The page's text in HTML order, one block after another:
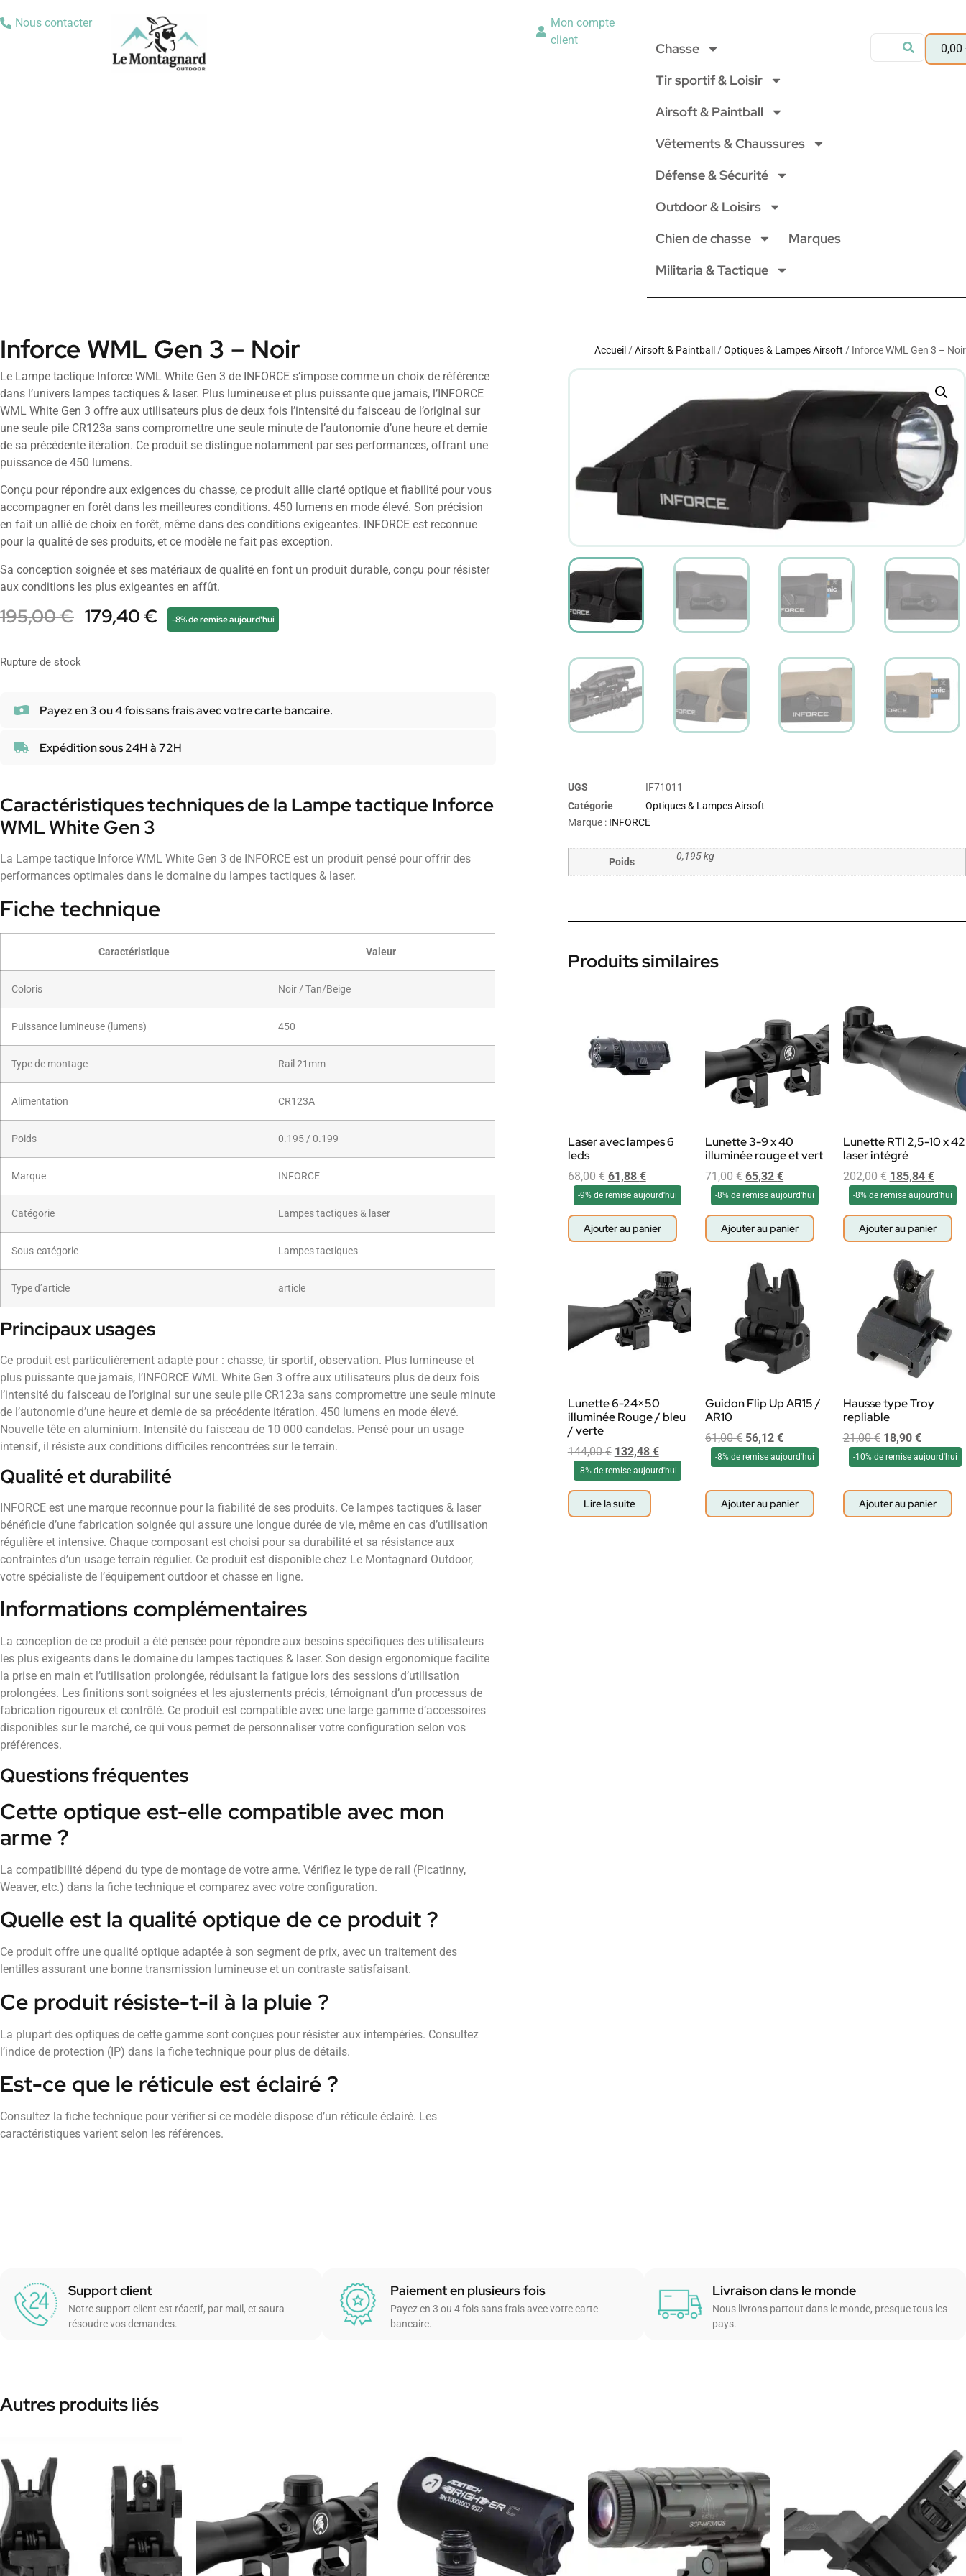
Nous contacter
Mon compte
client
Chasse
Tir sportif & Loisir
Airsoft & Paintball
Vêtements & Chaussures
Défense & Sécurité
Outdoor & Loisirs
Chien de chasse
Marques
Militaria & Tactique
0,00
Inforce WML Gen 3 – Noir
Le Lampe tactique Inforce WML White Gen 3 de INFORCE s’impose comme un choix de référence
dans l’univers lampes tactiques & laser. Plus lumineuse et plus puissante que jamais, l’INFORCE
WML White Gen 3 offre aux utilisateurs plus de deux fois l’intensité du faisceau de l’original sur
une seule pile CR123a sans compromettre une seule minute de l’autonomie d’une heure et demie
de sa précédente itération. Ce produit se distingue notamment par ses performances, offrant une
puissance de 450 lumens.
Conçu pour répondre aux exigences du chasse, ce produit allie clarté optique et fiabilité pour vous
accompagner en forêt dans les meilleures conditions. 450 lumens en mode élevé. Son précision
en fait un allié de choix en forêt, même dans des conditions exigeantes. INFORCE est reconnue
pour la qualité de ses produits, et ce modèle ne fait pas exception.
Sa conception soignée et ses matériaux de qualité en font un produit durable, conçu pour résister
aux conditions les plus exigeantes en affût.
195,00€ 179,40€ -8% de remise aujourd'hui
Rupture de stock
Payez en 3 ou 4 fois sans frais avec votre carte bancaire.
Expédition sous 24H à 72H
Caractéristiques techniques de la Lampe tactique Inforce
WML White Gen 3
La Lampe tactique Inforce WML White Gen 3 de INFORCE est un produit pensé pour offrir des
performances optimales dans le domaine du lampes tactiques & laser.
Fiche technique
Caractéristique Valeur
Coloris Noir / Tan/Beige
Puissance lumineuse (lumens) 450
Type de montage Rail 21mm
Alimentation CR123A
Poids 0.195 / 0.199
Marque INFORCE
Catégorie Lampes tactiques & laser
Sous-catégorie Lampes tactiques
Type d’article article
Principaux usages
Ce produit est particulièrement adapté pour : chasse, tir sportif, observation. Plus lumineuse et
plus puissante que jamais, l’INFORCE WML White Gen 3 offre aux utilisateurs plus de deux fois
l’intensité du faisceau de l’original sur une seule pile CR123a sans compromettre une seule minute
de l’autonomie d’une heure et demie de sa précédente itération. 450 lumens en mode élevé.
Nouvelle tête en aluminium. Intensité du faisceau de 10 000 candelas. Pensé pour un usage
intensif, il résiste aux conditions difficiles rencontrées sur le terrain.
Qualité et durabilité
INFORCE est une marque reconnue pour la fiabilité de ses produits. Ce lampes tactiques & laser
bénéficie d’une fabrication soignée qui assure une longue durée de vie, même en cas d’utilisation
régulière et intensive. Chaque composant est choisi pour sa durabilité et sa résistance aux
contraintes d’un usage terrain régulier. Ce produit est disponible chez Le Montagnard Outdoor,
votre spécialiste de l’équipement outdoor et chasse en ligne.
Informations complémentaires
La conception de ce produit a été pensée pour répondre aux besoins spécifiques des utilisateurs
les plus exigeants dans le domaine du lampes tactiques & laser. Son design ergonomique facilite
la prise en main et l’utilisation prolongée, réduisant la fatigue lors des sessions d’utilisation
prolongées. Les finitions sont soignées et les ajustements précis, témoignant d’un processus de
fabrication rigoureux et contrôlé. Ce produit est compatible avec une large gamme d’accessoires
disponibles sur le marché, ce qui vous permet de personnaliser votre configuration selon vos
préférences.
Questions fréquentes
Cette optique est-elle compatible avec mon
arme ?
La compatibilité dépend du type de montage de votre arme. Vérifiez le type de rail (Picatinny,
Weaver, etc.) dans la fiche technique et comparez avec votre configuration.
Quelle est la qualité optique de ce produit ?
Ce produit offre une qualité optique adaptée à son segment de prix, avec un traitement des
lentilles assurant une bonne transmission lumineuse et un contraste satisfaisant.
Ce produit résiste-t-il à la pluie ?
La plupart des optiques de cette gamme sont conçues pour résister aux intempéries. Consultez
l’indice de protection (IP) dans la fiche technique pour plus de détails.
Est-ce que le réticule est éclairé ?
Consultez la fiche technique pour vérifier si ce modèle dispose d’un réticule éclairé. Les
caractéristiques varient selon les références.
Accueil /Airsoft & Paintball /Optiques & Lampes Airsoft / Inforce WML Gen 3 – Noir
UGS
IF71011
Catégorie
Optiques & Lampes Airsoft
Marque : INFORCE
Poids 0,195 kg
Produits similaires
Laser avec lampes 6
leds
68,00€ 61,88 €
-9% de remise aujourd'hui
Ajouter au panier
Lunette 3-9 x 40
illuminée rouge et vert
71,00€ 65,32€
-8% de remise aujourd'hui
Ajouter au panier
Lunette RTI 2,5-10 x 42
laser intégré
202,00€ 185,84 €
-8% de remise aujourd'hui
Ajouter au panier
Lunette 6-24×50
illuminée Rouge / bleu
/ verte
144,00€ 132,48 €
-8% de remise aujourd'hui
Lire la suite
Guidon Flip Up AR15 /
AR10
61,00€ 56,12€
-8% de remise aujourd'hui
Ajouter au panier
Hausse type Troy
repliable
21,00€ 18,90 €
-10% de remise aujourd'hui
Ajouter au panier
Support client
Notre support client est réactif, par mail, et saura
résoudre vos demandes.
Paiement en plusieurs fois
Payez en 3 ou 4 fois sans frais avec votre carte
bancaire.
Livraison dans le monde
Nous livrons partout dans le monde, presque tous les
pays.
Autres produits liés